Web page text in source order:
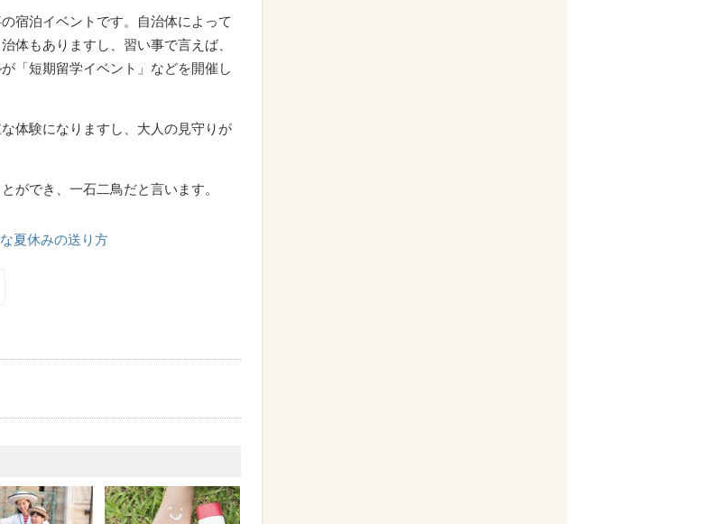
宿泊イベントです。自治体によって
体もありますし、習い事で言えば、
「短期留学イベント」などを開催し
体験になりますし、大人の見守りが
ができ、一石二鳥だと言います。
夏休みの送り方